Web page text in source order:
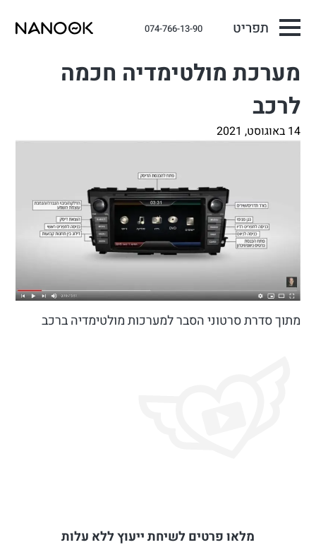
תפריט 074-766-13-90
מערכת מולטימדיה חכמה
לרכב
14 באוגוסט, 2021
מתוך סדרת סרטוני הסבר למערכות מולטימדיה ברכב
מלאו פרטים לשיחת ייעוץ ללא עלות